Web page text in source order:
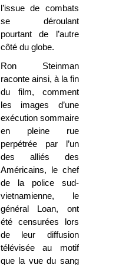
l’issue de combats
se déroulant
pourtant de l’autre
côté du globe.
Ron Steinman
raconte ainsi, à la fin
du film, comment
les images d’une
exécution sommaire
en pleine rue
perpétrée par l’un
des alliés des
Américains, le chef
de la police sud-
vietnamienne, le
général Loan, ont
été censurées lors
de leur diffusion
télévisée au motif
que la vue du sang